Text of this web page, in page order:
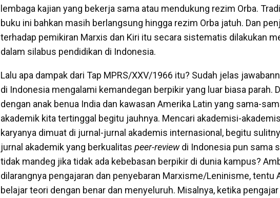
lembaga kajian yang bekerja sama atau mendukung rezim Orba.
buku ini bahkan masih berlangsung hingga rezim Orba jatuh. Dan
terhadap pemikiran Marxis dan Kiri itu secara sistematis dilakukan
dalam silabus pendidikan di Indonesia.
Lalu apa dampak dari Tap MPRS/XXV/1966 itu? Sudah jelas
di Indonesia mengalami kemandegan berpikir yang luar biasa parah.
dengan anak benua India dan kawasan Amerika Latin yang sama-
akademik kita tertinggal begitu jauhnya. Mencari akademisi-
karyanya dimuat di jurnal-jurnal akademis internasional, begitu
jurnal akademik yang berkualitas peer-reviewdi Indonesia pun sama
tidak mandeg jika tidak ada kebebasan berpikir di dunia kampus?
dilarangnya pengajaran dan penyebaran Marxisme/Leninisme, tentu
belajar teori dengan benar dan menyeluruh. Misalnya, ketika